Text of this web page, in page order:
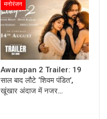
मनोरंजन
Awarapan 2 Trailer: 19
साल बाद लौटे ‘शिवम पंडित’,
खूंखार अंदाज में नजर…